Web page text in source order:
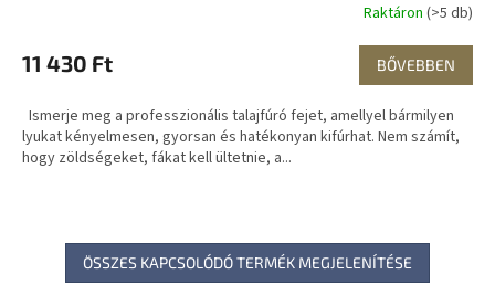
Raktáron (>5 db)
11 430 Ft BŐVEBBEN
Ismerje meg a professzionális talajfúró fejet, amellyel bármilyen
lyukat kényelmesen, gyorsan és hatékonyan kifúrhat. Nem számít,
hogy zöldségeket, fákat kell ültetnie, a...
ÖSSZES KAPCSOLÓDÓ TERMÉK MEGJELENÍTÉSE